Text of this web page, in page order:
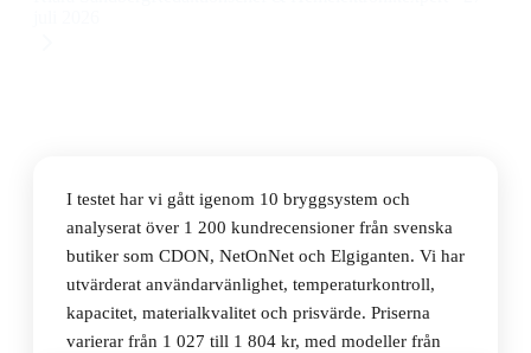
I testet har vi gått igenom 10 bryggsystem och
analyserat över 1 200 kundrecensioner från svenska
butiker som CDON, NetOnNet och Elgiganten. Vi har
utvärderat användarvänlighet, temperaturkontroll,
kapacitet, materialkvalitet och prisvärde. Priserna
varierar från 1 027 till 1 804 kr, med modeller från